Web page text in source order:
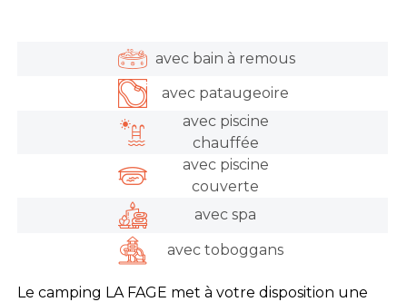
avec bain à remous
avec pataugeoire
avec piscine
chauffée
avec piscine
couverte
avec spa
avec toboggans
Le camping LA FAGE met à votre disposition une